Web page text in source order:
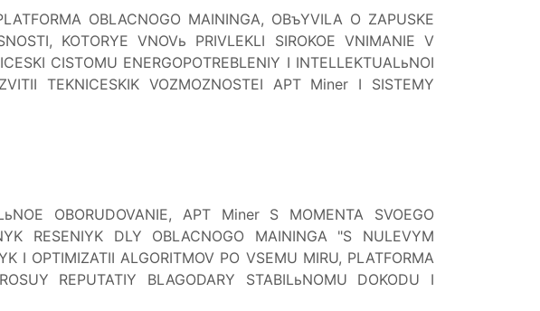
OBLACNOGO MAININGA, OBъYVILA O ZAPUSKE
KOTORYE VNOVь PRIVLEKLI SIROKOE VNIMANIE V
CISTOMU ENERGOPOTREBLENIY I INTELLEKTUALьNOI
TEKNICESKIK VOZMOZNOSTEI APT Miner I SISTEMY
OBORUDOVANIE, APT Miner S MOMENTA SVOEGO
RESENIYK DLY OBLACNOGO MAININGA "S NULEVYM
I OPTIMIZATII ALGORITMOV PO VSEMU MIRU, PLATFORMA
REPUTATIY BLAGODARY STABILьNOMU DOKODU I